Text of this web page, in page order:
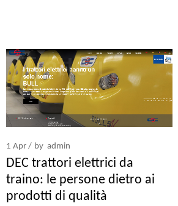
1 Apr by admin
DEC trattori elettrici da
traino: le persone dietro ai
prodotti di qualità